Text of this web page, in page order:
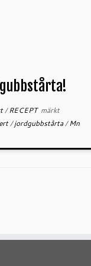
/RECEPT märkt
/jordgubbstårta/Mn